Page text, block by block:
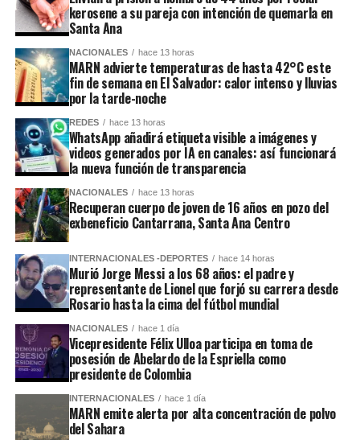
kerosene a su pareja con intención de quemarla en
Santa Ana
NACIONALES hace 13 horas
MARN advierte temperaturas de hasta 42°C este
fin de semana en El Salvador: calor intenso y lluvias
por la tarde-noche
REDES hace 13 horas
WhatsApp añadirá etiqueta visible a imágenes y
videos generados por IA en canales: así funcionará
la nueva función de transparencia
NACIONALES hace 13 horas
Recuperan cuerpo de joven de 16 años en pozo del
exbeneficio Cantarrana, Santa Ana Centro
INTERNACIONALES -DEPORTES hace 14 horas
Murió Jorge Messi a los 68 años: el padre y
representante de Lionel que forjó su carrera desde
Rosario hasta la cima del fútbol mundial
NACIONALES hace 1 día
Vicepresidente Félix Ulloa participa en toma de
posesión de Abelardo de la Espriella como
presidente de Colombia
INTERNACIONALES hace 1 día
MARN emite alerta por alta concentración de polvo
del Sahara